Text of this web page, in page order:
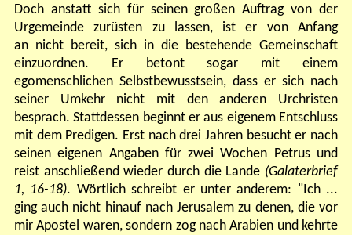
Doch anstatt sich für seinen großen Auftrag von der
Urgemeinde zurüsten zu lassen, ist er von Anfang
an nicht bereit, sich in die bestehende Gemeinschaft
einzuordnen. Er betont sogar mit einem
egomenschlichen Selbstbewusstsein, dass er sich nach
seiner Umkehr nicht mit den anderen Urchristen
besprach. Stattdessen beginnt er aus eigenem Entschluss
mit dem Predigen. Erst nach drei Jahren besucht er nach
seinen eigenen Angaben für zwei Wochen Petrus und
reist anschließend wieder durch die Lande (Galaterbrief
1, 16-18). Wörtlich schreibt er unter anderem: "Ich ...
ging auch nicht hinauf nach Jerusalem zu denen, die vor
mir Apostel waren, sondern zog nach Arabien und kehrte